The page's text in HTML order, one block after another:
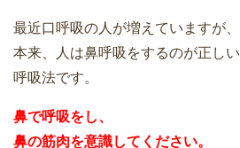
最近口呼吸の人が増えていますが、
本来、人は鼻呼吸をするのが正しい
呼吸法です。
鼻で呼吸をし、
鼻の筋肉を意識してください。